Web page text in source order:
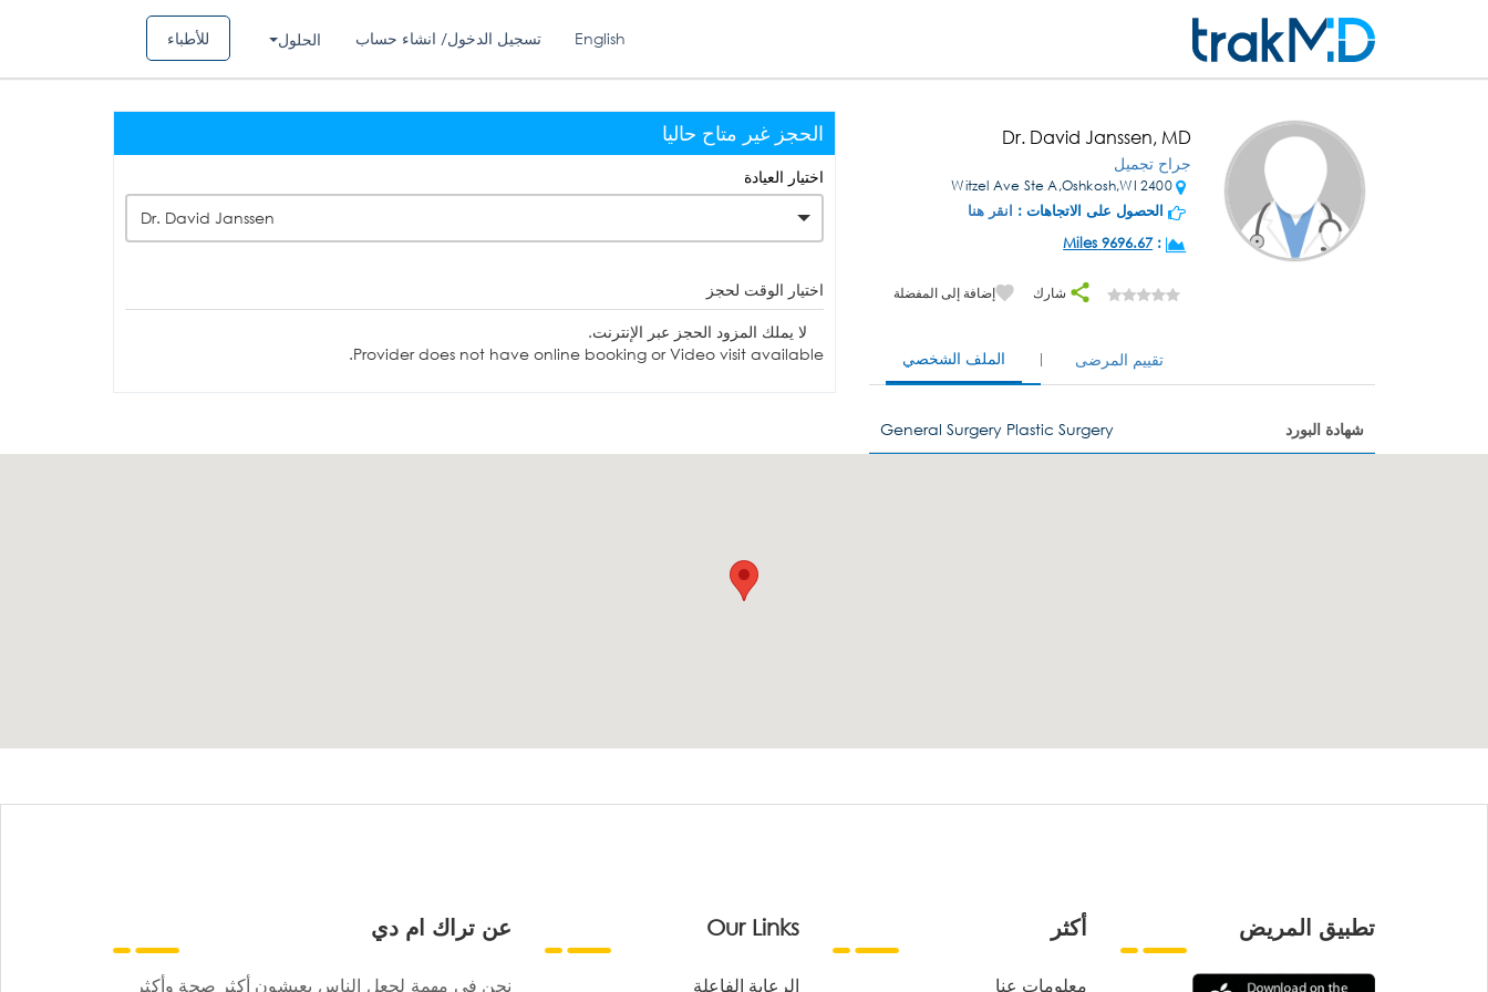
للأطباء الحلول تسجيل الدخول/ انشاء حساب English
Dr. David Janssen, MD
جراح تجميل
2400 Witzel Ave Ste A,Oshkosh,WI
الحصول على الاتجاهات : انقر هنا
:
9696.67 Miles
شارك إضافة إلى المفضلة
الملف الشخصي تقييم المرضى
شهادة البورد General Surgery Plastic Surgery
الحجز غير متاح حاليا
اختيار العيادة
Dr. David Janssen
اختيار الوقت لحجز
لا يملك المزود الحجز عبر الإنترنت.
Provider does not have online booking or Video visit available.
عن تراك ام دي
نحن في مهمة لجعل الناس يعيشون أكثر صحة وأكثر
Our Links
الرعاية الفاعلة
أكثر
معلومات عنا
تطبيق المريض